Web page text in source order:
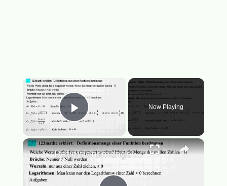
Play Video
Now Playing
×
Definitionsmenge von Funktion bestimmen